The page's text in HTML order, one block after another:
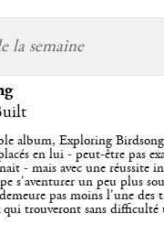
la semaine
album, Exploring
en lui - peut-être pas
- mais avec une réussite
s'aventurer un peu plus
pas moins l'une des
trouveront sans difficulté